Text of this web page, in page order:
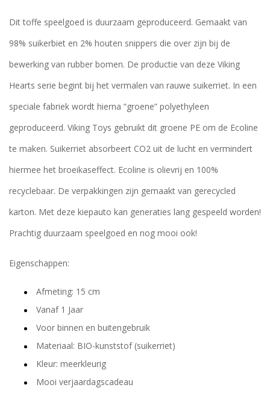
Dit toffe speelgoed is duurzaam geproduceerd. Gemaakt van
98% suikerbiet en 2% houten snippers die over zijn bij de
bewerking van rubber bomen. De productie van deze Viking
Hearts serie begint bij het vermalen van rauwe suikerriet. In een
speciale fabriek wordt hierna “groene” polyethyleen
geproduceerd. Viking Toys gebruikt dit groene PE om de Ecoline
te maken. Suikerriet absorbeert CO2 uit de lucht en vermindert
hiermee het broeikaseffect. Ecoline is olievrij en 100%
recyclebaar. De verpakkingen zijn gemaakt van gerecycled
karton. Met deze kiepauto kan generaties lang gespeeld worden!
Prachtig duurzaam speelgoed en nog mooi ook!
Eigenschappen:
Afmeting: 15 cm
Vanaf 1 Jaar
Voor binnen en buitengebruik
Materiaal: BIO-kunststof (suikerriet)
Kleur: meerkleurig
Mooi verjaardagscadeau